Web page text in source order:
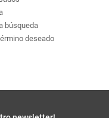
búsqueda
deseado